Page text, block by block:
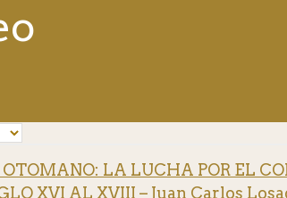
LA LUCHA POR EL
XVI AL XVIII – Juan Carlos